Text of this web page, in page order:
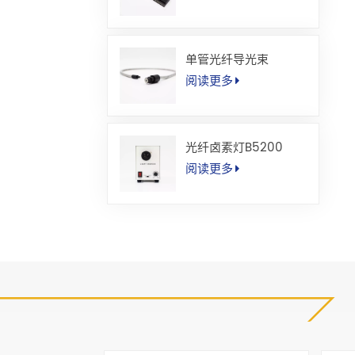
单管光纤导光束
阅读更多
光纤卤素灯B5200
阅读更多